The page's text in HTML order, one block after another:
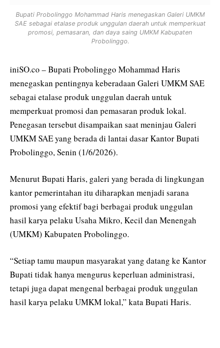
Bupati Probolinggo Mohammad Haris menegaskan Galeri UMKM
SAE sebagai etalase produk unggulan daerah untuk memperkuat
promosi, pemasaran, dan daya saing UMKM Kabupaten
Probolinggo.
iniSO.co – Bupati Probolinggo Mohammad Haris
menegaskan pentingnya keberadaan Galeri UMKM SAE
sebagai etalase produk unggulan daerah untuk
memperkuat promosi dan pemasaran produk lokal.
Penegasan tersebut disampaikan saat meninjau Galeri
UMKM SAE yang berada di lantai dasar Kantor Bupati
Probolinggo, Senin (1/6/2026).
Menurut Bupati Haris, galeri yang berada di lingkungan
kantor pemerintahan itu diharapkan menjadi sarana
promosi yang efektif bagi berbagai produk unggulan
hasil karya pelaku Usaha Mikro, Kecil dan Menengah
(UMKM) Kabupaten Probolinggo.
“Setiap tamu maupun masyarakat yang datang ke Kantor
Bupati tidak hanya mengurus keperluan administrasi,
tetapi juga dapat mengenal berbagai produk unggulan
hasil karya pelaku UMKM lokal,” kata Bupati Haris.